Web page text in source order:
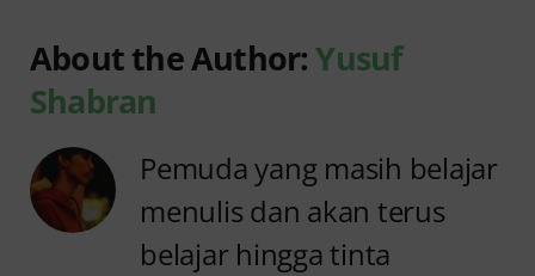
About the Author:Yusuf
Shabran
Pemuda yang masih belajar
menulis dan akan terus
belajar hingga tinta